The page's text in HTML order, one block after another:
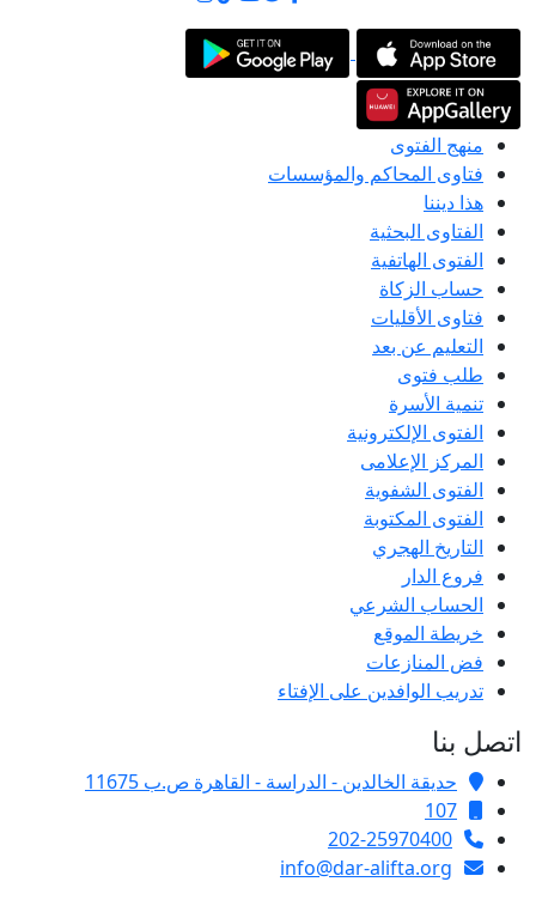
منهج الفتوى
فتاوى المحاكم والمؤسسات
هذا ديننا
الفتاوى البحثية
الفتوى الهاتفية
حساب الزكاة
فتاوى الأقليات
التعليم عن بعد
طلب فتوى
تنمية الأسرة
الفتوى الإلكترونية
المركز الإعلامى
الفتوى الشفوية
الفتوى المكتوبة
التاريخ الهجري
فروع الدار
الحساب الشرعي
خريطة الموقع
فض المنازعات
تدريب الوافدين على الإفتاء
اتصل بنا
حديقة الخالدين - الدراسة - القاهرة ص.ب 11675
107
202-25970400
info@dar-alifta.org